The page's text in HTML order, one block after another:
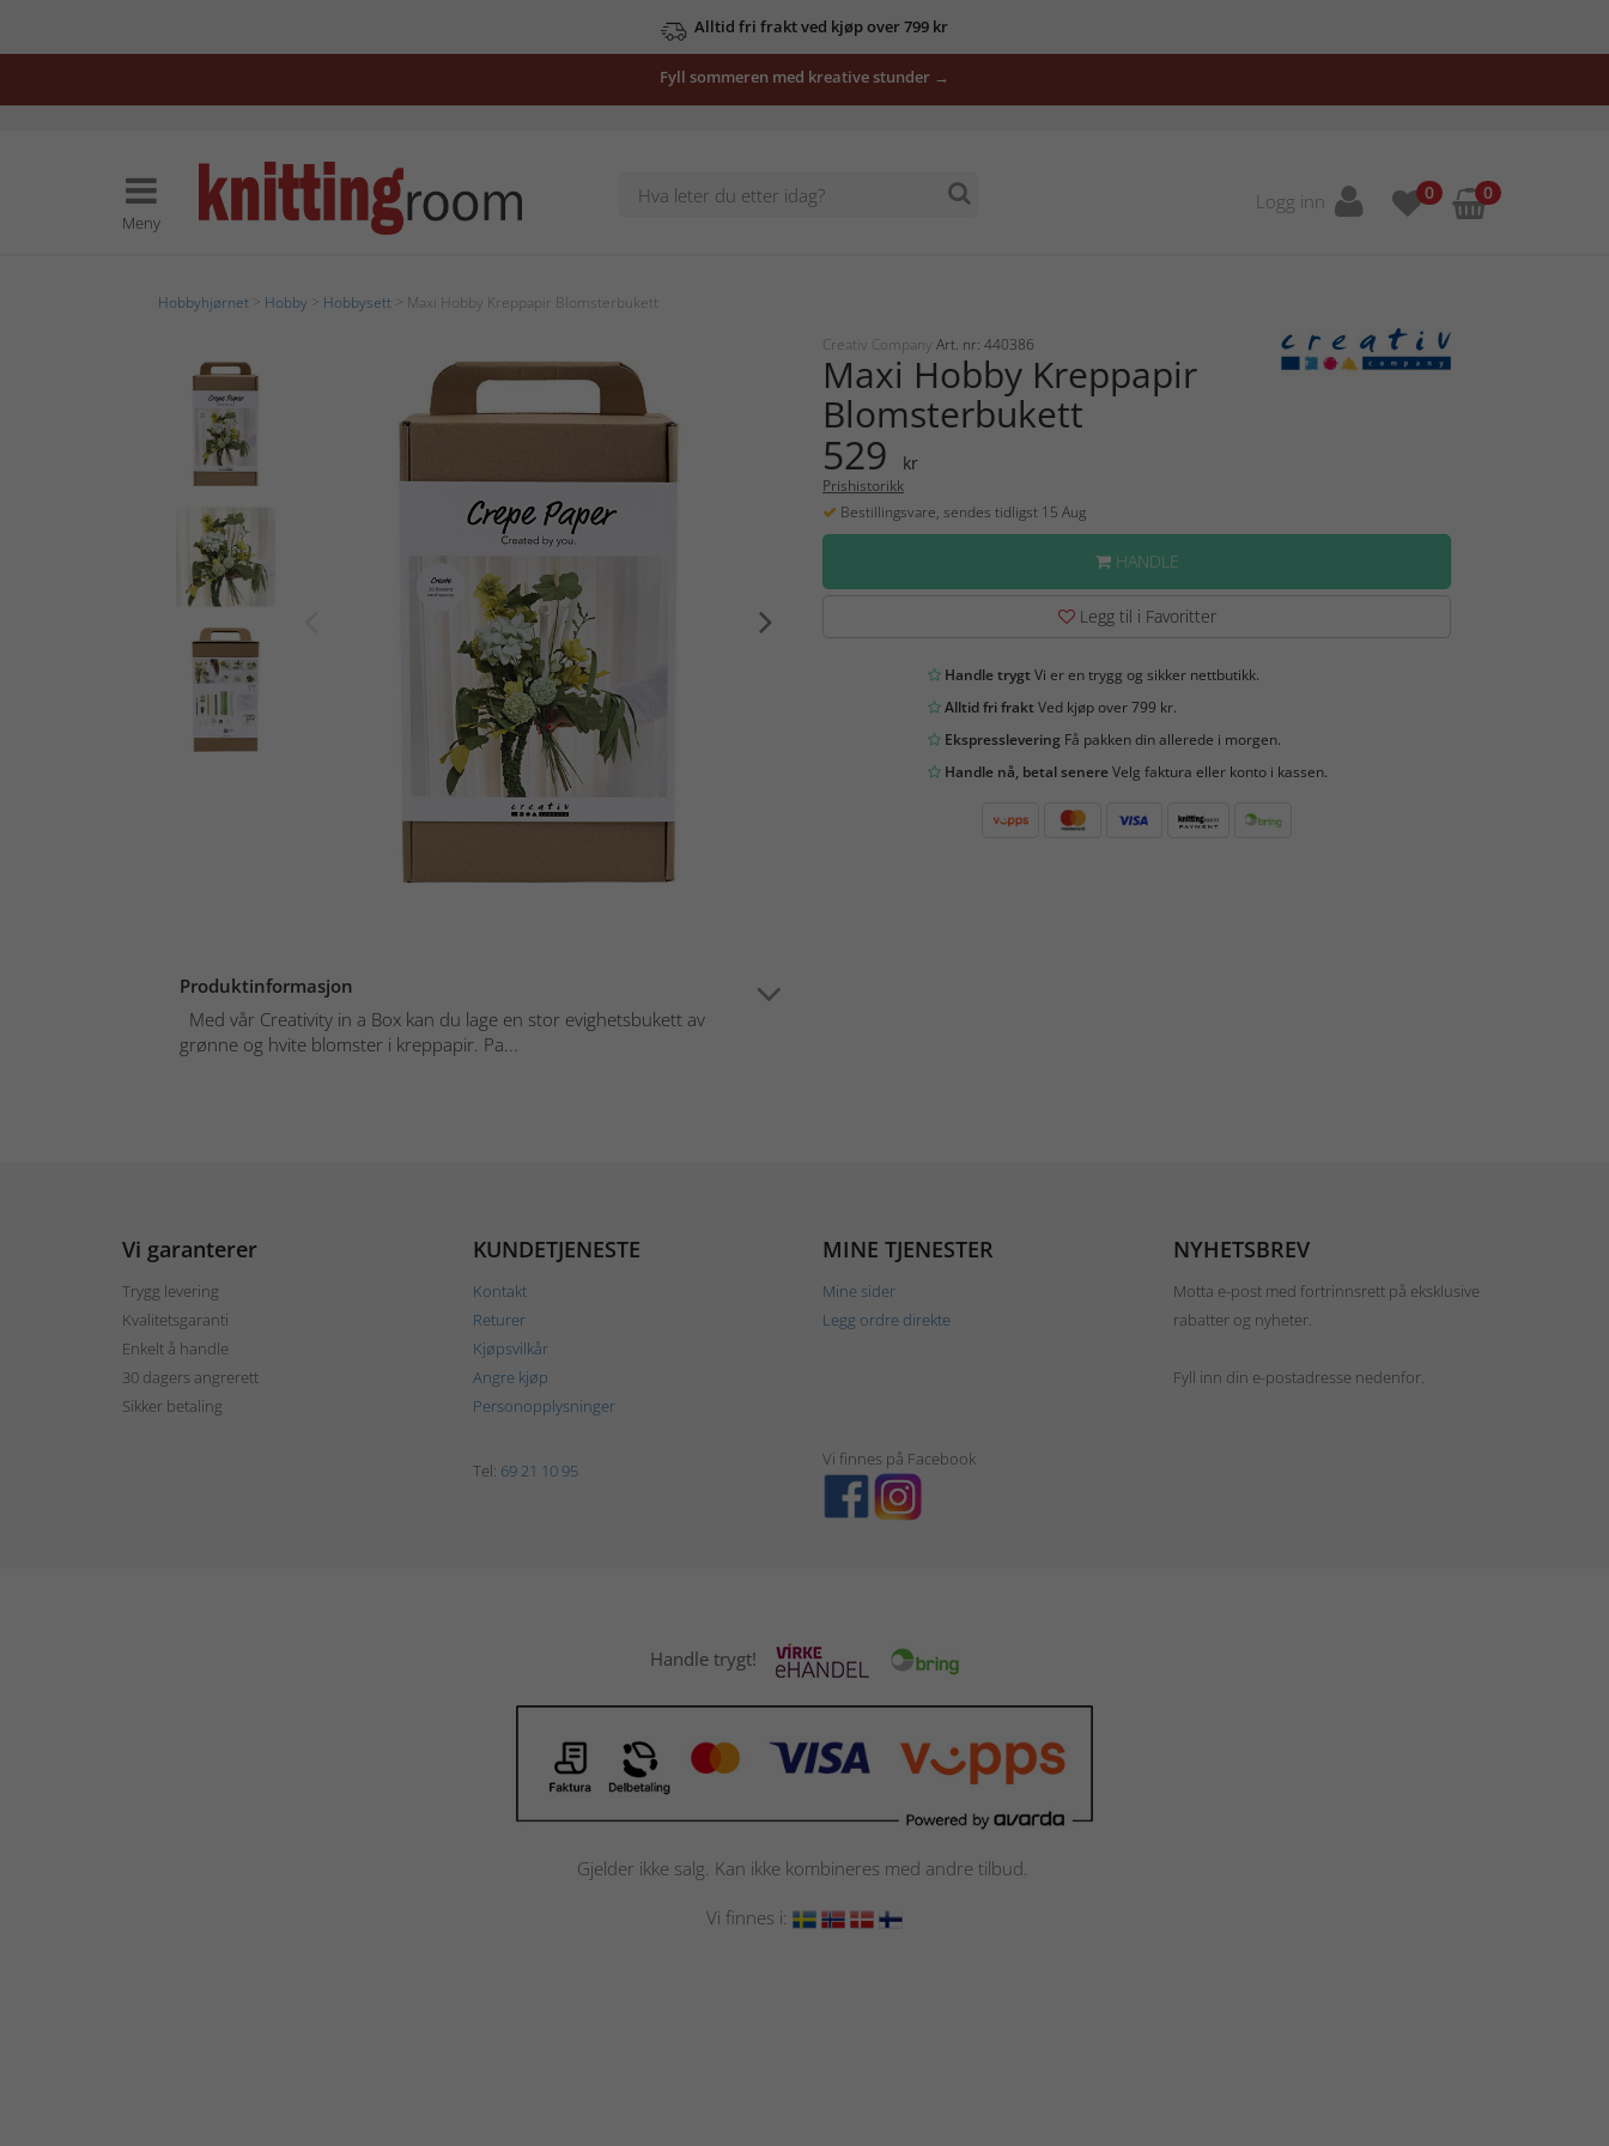
Alltid fri frakt ved kjøp over 799 kr
Fyll sommeren med kreative stunder →
Meny
Logg inn 0 0
Hobbyhjørnet Hobby Hobbysett > Maxi Hobby Kreppapir Blomsterbukett
Produktinformasjon
Med vår Creativity in a Box kan du lage en stor evighetsbukett av
grønne og hvite blomster i kreppapir. Pa...
Creativ Company Art. nr: 440386
Maxi Hobby Kreppapir
Blomsterbukett
529 kr
Prishistorikk
Bestillingsvare, sendes tidligst 15 Aug
HANDLE
Legg til i Favoritter
Handle trygtVi er en trygg og sikker nettbutikk.
Alltid fri fraktVed kjøp over 799 kr.
EkspressleveringFå pakken din allerede i morgen.
Handle nå, betal senereVelg faktura eller konto i kassen.
Vi garanterer
Trygg levering
Kvalitetsgaranti
Enkelt å handle
30 dagers angrerett
Sikker betaling
KUNDETJENESTE
Kontakt
Returer
Kjøpsvilkår
Angre kjøp
Personopplysninger
MINE TJENESTER
Mine sider
Legg ordre direkte
NYHETSBREV
Motta e-post med fortrinnsrett på eksklusive
rabatter og nyheter.
Fyll inn din e-postadresse nedenfor.
Tel: 69 21 10 95
Vi finnes på Facebook
Handle trygt!
Gjelder ikke salg. Kan ikke kombineres med andre tilbud.
Vi finnes i: